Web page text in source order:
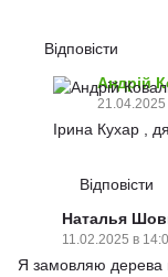
Відповісти
Андрій
21.04.2025
Ірина Кухар ,
Відповісти
Наталья
11.02.2025 в
Я замовляю дерева